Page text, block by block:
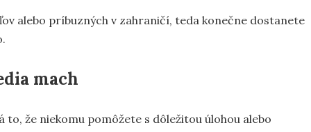
alebo príbuzných v zahraničí, teda konečne dostanete
mach
to, že niekomu pomôžete s dôležitou úlohou alebo